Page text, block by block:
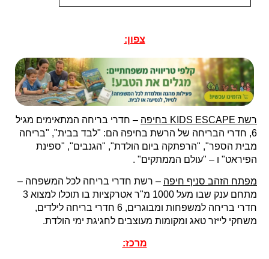
צפון:
רשת KIDS ESCAPE בחיפה
– חדרי בריחה המתאימים מגיל
6, חדרי הבריחה של הרשת בחיפה הם: "לבד בבית", "בריחה
מבית הספר", "הרפתקה ביום הולדת", "הגנבים", "ספינת
הפיראט" ו – "עולם הממתקים" .
מפתח הזהב סניף חיפה – רשת חדרי בריחה לכל המשפחה –
מתחם ענק שבו מעל 1000 מ"ר אטרקציות בו תוכלו למצוא 3
חדרי בריחה למשפחות ומבוגרים, 6 חדרי בריחה לילדים,
משחקי לייזר טאג ומקומות מעוצבים לחגיגת ימי הולדת.
מרכז: